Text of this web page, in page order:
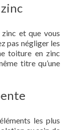
et que vous
pas négliger les
toiture en zinc
titre qu’une
les plus